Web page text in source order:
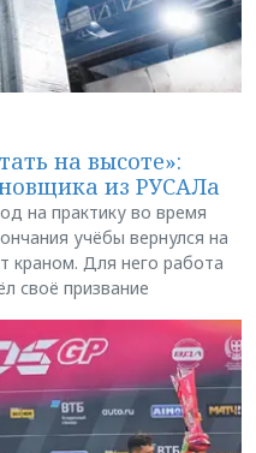
на высоте»:
из РУСАЛа
на практику во время
учёбы вернулся на
краном. Для него работа
своё призвание